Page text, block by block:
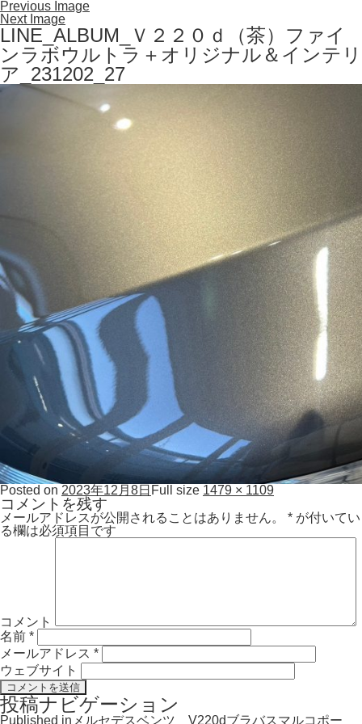
Previous Image
Next Image
LINE_ALBUM_Ｖ２２０ｄ（茶）ファイ
ンラボウルトラ＋オリジナル＆インテリ
ア_231202_27
Posted on 2023年12月8日 Full size 1479 × 1109
コメントを残す
メールアドレスが公開されることはありません。 * が付いてい
る欄は必須項目です
コメント
名前 *
メールアドレス *
ウェブサイト
投稿ナビゲーション
Published in メルセデスベンツ V220dブラバスマルコポー